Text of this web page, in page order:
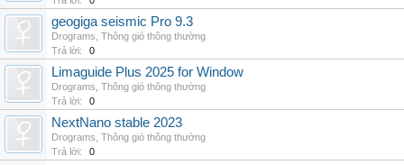
geogiga seismic Pro 9.3
Drograms Thông gió thông thường
Trả lời:
0
Limaguide Plus 2025 for Window
Drograms Thông gió thông thường
Trả lời:
0
NextNano stable 2023
Drograms Thông gió thông thường
Trả lời:
0